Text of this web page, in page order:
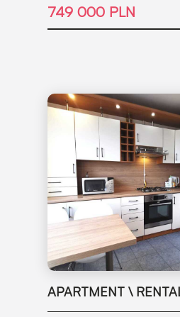
749 000 PLN
APARTMENT \